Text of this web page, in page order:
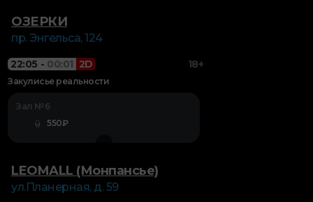
ОЗЕРКИ
пр. Энгельса, 124
22:05 - 00:01 2D 18+
Закулисье реальности
Зал №6
550₽
LEOMALL (Монпансье)
ул.Планерная, д. 59